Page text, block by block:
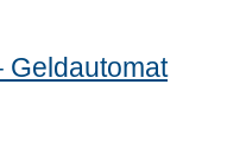
Geldautomat